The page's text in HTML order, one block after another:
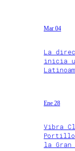
Mar 04
La
inicia
Ene 28
Vibra
la Gran